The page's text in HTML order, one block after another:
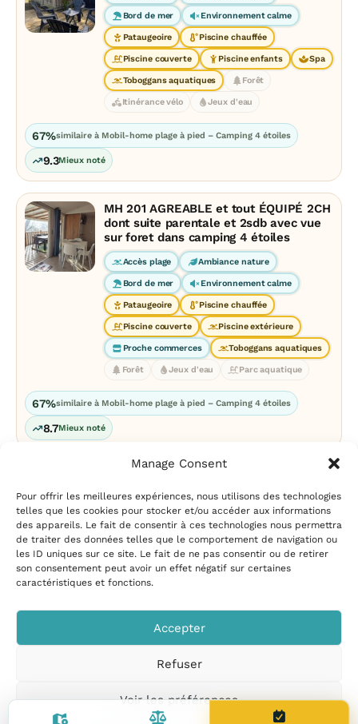
Manage Consent
Pour offrir les meilleures expériences, nous utilisons des technologies
telles que les cookies pour stocker et/ou accéder aux informations
des appareils. Le fait de consentir à ces technologies nous permettra
de traiter des données telles que le comportement de navigation ou
les ID uniques sur ce site. Le fait de ne pas consentir ou de retirer
son consentement peut avoir un effet négatif sur certaines
caractéristiques et fonctions.
Accepter
Refuser
Voir les préférences
Bord de mer Environnement calme
Pataugeoire Piscine chauffée
Piscine couverte Piscine enfants Spa
Toboggans aquatiques Forêt
Itinérance vélo Jeux d'eau
67%similaire à Mobil-home plage à pied – Camping 4 étoiles
9.3Mieux noté
MH 201 AGREABLE et tout ÉQUIPÉ 2CH
dont suite parentale et 2sdb avec vue
sur foret dans camping 4 étoiles
Accès plage Ambiance nature
Bord de mer Environnement calme
Pataugeoire Piscine chauffée
Piscine couverte Piscine extérieure
Proche commerces Toboggans aquatiques
Forêt Jeux d'eau Parc aquatique
67%similaire à Mobil-home plage à pied – Camping 4 étoiles
8.7Mieux noté
Mentions légales|Politique
de confidentialité
suggestions|Politique de
cookies